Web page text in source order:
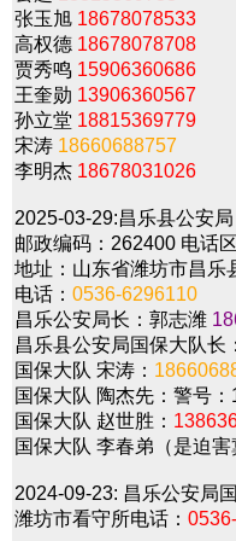
张玉旭 18678078533
高权德 18678078708
贾秀鸣 15906360686
王奎勋 13906360567
孙立堂 18815369779
宋涛 18660688757
李明杰 18678031026
2025-03-29:昌乐县公安局
邮政编码：262400 电话
地址：山东省潍坊市昌乐
电话： 0536-6296110
昌乐公安局长：郭志潍
昌乐县公安局国保大队
国保大队 宋涛：
国保大队 陶杰先：警号
国保大队 赵世胜：
国保大队 李春弟（是迫
2024-09-23: 昌乐公安局
潍坊市看守所电话：